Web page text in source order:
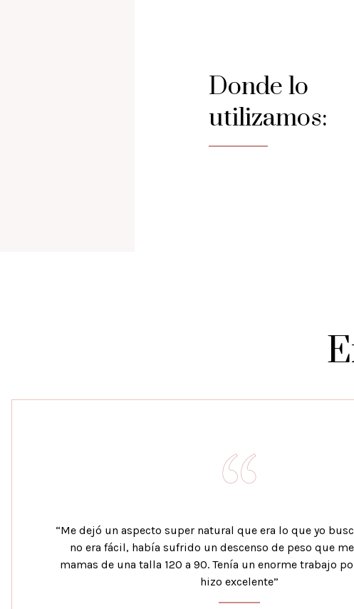
Donde lo
utilizamos:
“Me dejó un aspecto super natural que era lo que yo
no era fácil, había sufrido un descenso de peso que
mamas de una talla 120 a 90. Tenía un enorme trabajo
hizo excelente”